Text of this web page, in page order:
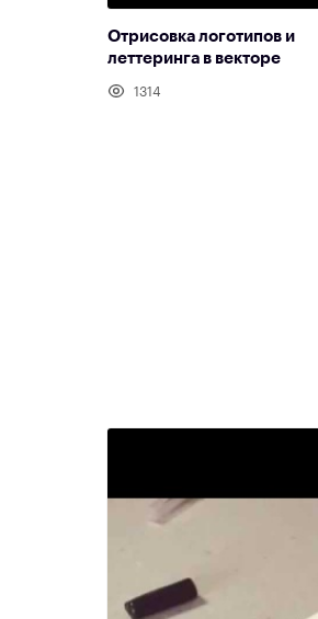
Отрисовка логотипов и
леттеринга в векторе
1314